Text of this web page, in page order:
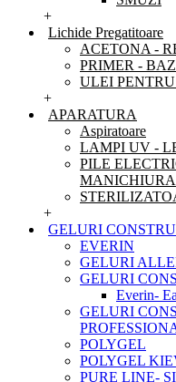
+
Lichide Pregatitoare
ACETONA -
PRIMER -
ULEI
+
APARATURA
Aspiratoare
LAMPI UV -
PILE
MANICHIURA
+
GELURI
EVERIN
GELURI
GELURI
Everin-
GELURI
POLYGEL
POLYGEL
PURE LINE-